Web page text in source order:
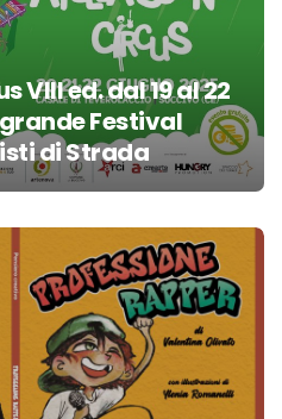
VIII ed. dal 19 al 22
Festival
di Strada